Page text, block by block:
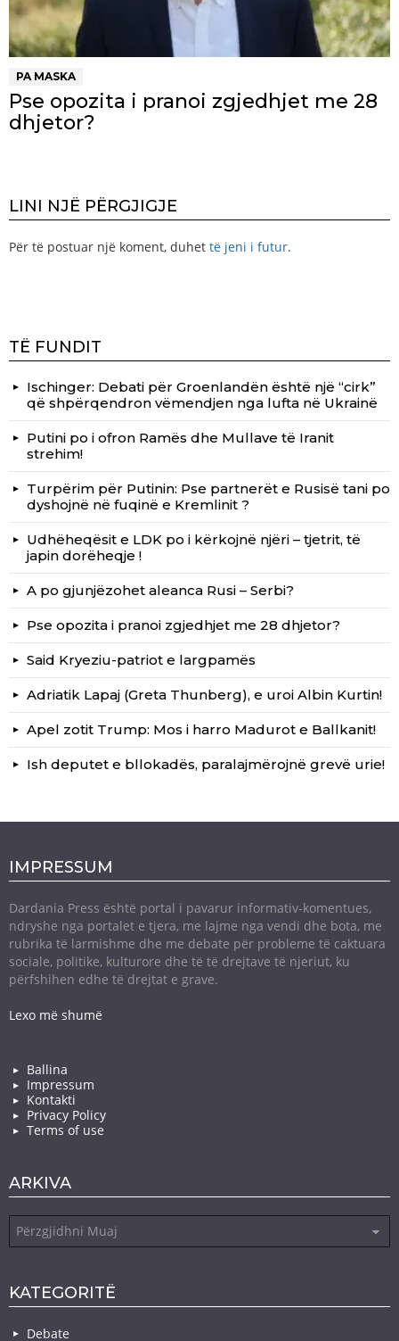
PA MASKA
Pse opozita i pranoi zgjedhjet me 28
dhjetor?
LINI NJË PËRGJIGJE
Për të postuar një koment, duhet të jeni i futur.
TË FUNDIT
Ischinger: Debati për Groenlandën është një “cirk”
që shpërqendron vëmendjen nga lufta në Ukrainë
Putini po i ofron Ramës dhe Mullave të Iranit
strehim!
Turpërim për Putinin: Pse partnerët e Rusisë tani po
dyshojnë në fuqinë e Kremlinit ?
Udhëheqësit e LDK po i kërkojnë njëri – tjetrit, të
japin dorëheqje !
A po gjunjëzohet aleanca Rusi – Serbi?
Pse opozita i pranoi zgjedhjet me 28 dhjetor?
Said Kryeziu-patriot e largpamës
Adriatik Lapaj (Greta Thunberg), e uroi Albin Kurtin!
Apel zotit Trump: Mos i harro Madurot e Ballkanit!
Ish deputet e bllokadës, paralajmërojnë grevë urie!
IMPRESSUM
Dardania Press është portal i pavarur informativ-komentues,
ndryshe nga portalet e tjera, me lajme nga vendi dhe bota, me
rubrika të larmishme dhe me debate për probleme të caktuara
sociale, politike, kulturore dhe të të drejtave të njeriut, ku
përfshihen edhe të drejtat e grave.
Lexo më shumë
Ballina
Impressum
Kontakti
Privacy Policy
Terms of use
ARKIVA
KATEGORITË
Debate